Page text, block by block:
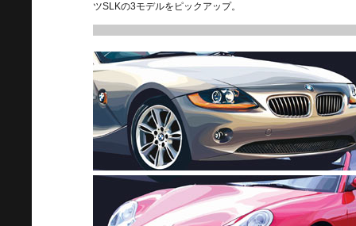
ツSLKの3モデルをピックアップ。